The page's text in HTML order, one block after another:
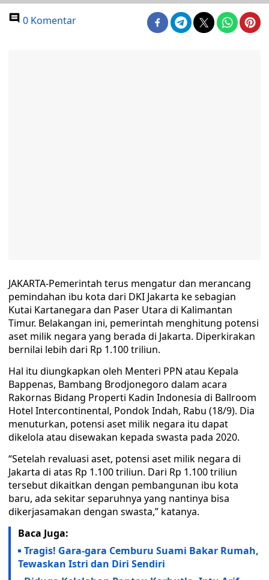
0 Komentar
JAKARTA-Pemerintah terus mengatur dan merancang
pemindahan ibu kota dari DKI Jakarta ke sebagian
Kutai Kartanegara dan Paser Utara di Kalimantan
Timur. Belakangan ini, pemerintah menghitung potensi
aset milik negara yang berada di Jakarta. Diperkirakan
bernilai lebih dari Rp 1.100 triliun.
Hal itu diungkapkan oleh Menteri PPN atau Kepala
Bappenas, Bambang Brodjonegoro dalam acara
Rakornas Bidang Properti Kadin Indonesia di Ballroom
Hotel Intercontinental, Pondok Indah, Rabu (18/9). Dia
menuturkan, potensi aset milik negara itu dapat
dikelola atau disewakan kepada swasta pada 2020.
“Setelah revaluasi aset, potensi aset milik negara di
Jakarta di atas Rp 1.100 triliun. Dari Rp 1.100 triliun
tersebut dikaitkan dengan pembangunan ibu kota
baru, ada sekitar separuhnya yang nantinya bisa
dikerjasamakan dengan swasta,” katanya.
Baca Juga:
Tragis! Gara-gara Cemburu Suami Bakar Rumah,
Tewaskan Istri dan Diri Sendiri